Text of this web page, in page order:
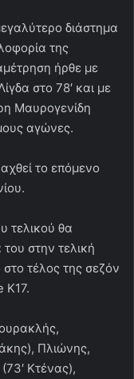
διάστημα
της
ήρθε με
στο 78′ και με
Μαυρογενίδη
αγώνες.
το επόμενο
τελικού θα
στην τελική
στο τέλος της σεζόν
Κ17.
Πλιώνης,
Κτένας),